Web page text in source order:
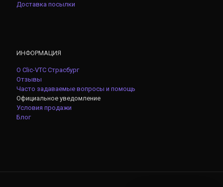
Доставка посылки
ИНФОРМАЦИЯ
О Clic-VTC Страсбург
Отзывы
Часто задаваемые вопросы и помощь
Официальное уведомление
Условия продажи
Блог